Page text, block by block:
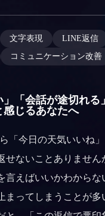
文字表現 LINE返信
コミュニケーション改善
」「会話が途切れ
感じるあなたへ
「今日の天気いいね」
せないことありませ
言えばいいかわからな
まってしまうことが多